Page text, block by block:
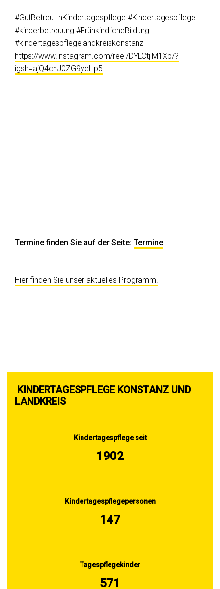
#GutBetreutInKindertagespflege #Kindertagespflege
#kinderbetreuung #FrühkindlicheBildung
#kindertagespflegelandkreiskonstanz
https://www.instagram.com/reel/DYLCtjiM1Xb/?
igsh=ajQ4cnJ0ZG9yeHp5
Termine finden Sie auf der Seite: Termine
Hier finden Sie unser aktuelles Programm!
KINDERTAGESPFLEGE KONSTANZ UND
LANDKREIS
Kindertagespflege seit
2002
Kindertagespflegepersonen
155
Tagespflegekinder
601